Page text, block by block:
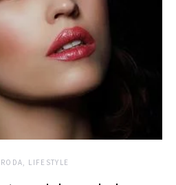
LIFESTYLE